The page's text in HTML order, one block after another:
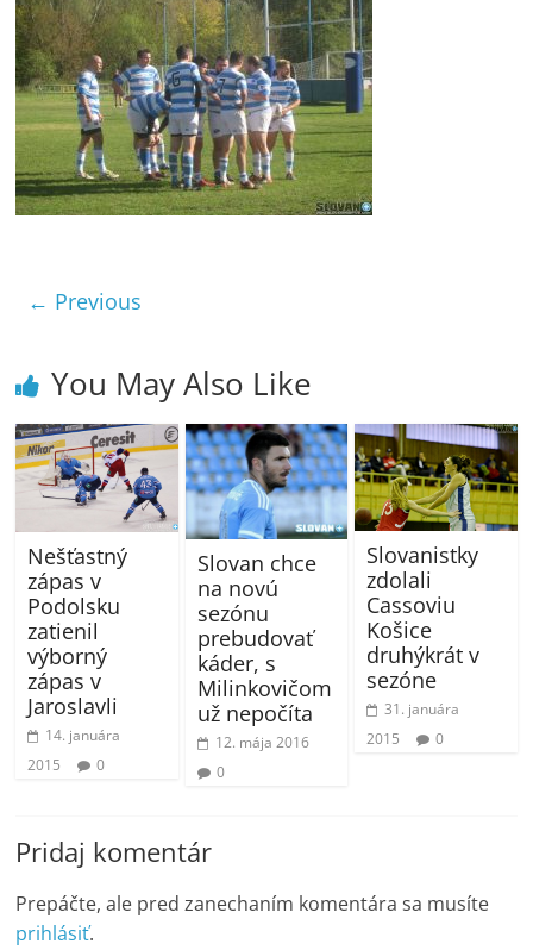
← Previous
You May Also Like
Nešťastný
zápas v
Podolsku
zatienil
výborný
zápas v
Jaroslavli
14. januára
2015
0
Slovan chce
na novú
sezónu
prebudovať
káder, s
Milinkovičom
už nepočíta
12. mája 2016
0
Slovanistky
zdolali
Cassoviu
Košice
druhýkrát v
sezóne
31. januára
2015
0
Pridaj komentár
Prepáčte, ale pred zanechaním komentára sa musíte
prihlásiť.